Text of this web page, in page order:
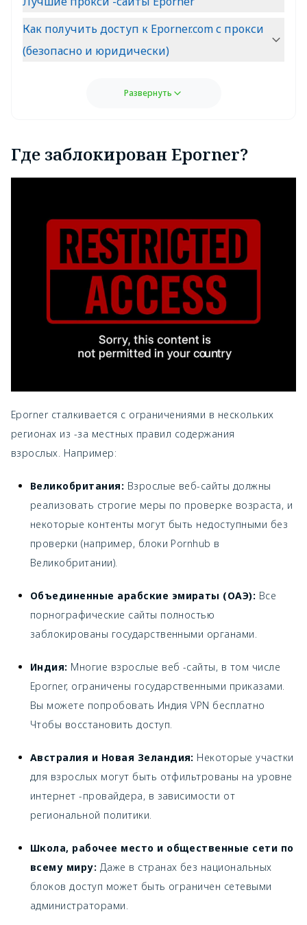
Как получить доступ к Eporner.com с прокси
(безопасно и юридически)
Развернуть
Где заблокирован Eporner?
Eporner сталкивается с ограничениями в нескольких
регионах из -за местных правил содержания
взрослых. Например:
Великобритания: Взрослые веб-сайты должны
реализовать строгие меры по проверке возраста, и
некоторые контенты могут быть недоступными без
проверки (например, блоки Pornhub в
Великобритании).
Объединенные арабские эмираты (ОАЭ): Все
порнографические сайты полностью
заблокированы государственными органами.
Индия: Многие взрослые веб -сайты, в том числе
Eporner, ограничены государственными приказами.
Вы можете попробовать Индия VPN бесплатно
Чтобы восстановить доступ.
Австралия и Новая Зеландия: Некоторые участки
для взрослых могут быть отфильтрованы на уровне
интернет -провайдера, в зависимости от
региональной политики.
Школа, рабочее место и общественные сети по
всему миру: Даже в странах без национальных
блоков доступ может быть ограничен сетевыми
администраторами.